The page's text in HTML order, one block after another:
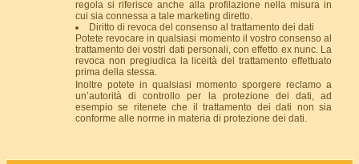
regola si riferisce anche alla profilazione nella misura in
cui sia connessa a tale marketing diretto.
Diritto di revoca del consenso al trattamento dei dati
Potete revocare in qualsiasi momento il vostro consenso al
trattamento dei vostri dati personali, con effetto ex nunc. La
revoca non pregiudica la liceità del trattamento effettuato
prima della stessa.
Inoltre potete in qualsiasi momento sporgere reclamo a
un’autorità di controllo per la protezione dei dati, ad
esempio se ritenete che il trattamento dei dati non sia
conforme alle norme in materia di protezione dei dati.